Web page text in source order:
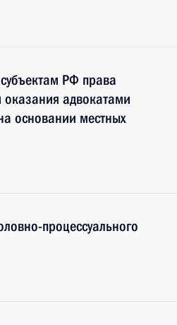
РФ права
оказания адвокатами
основании местных
процессуального